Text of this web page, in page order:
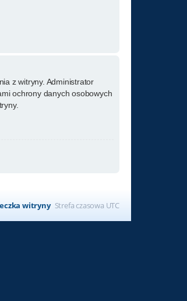
z witryny. Administrator
ochrony danych osobowych
Strefa czasowa UTC
witryny